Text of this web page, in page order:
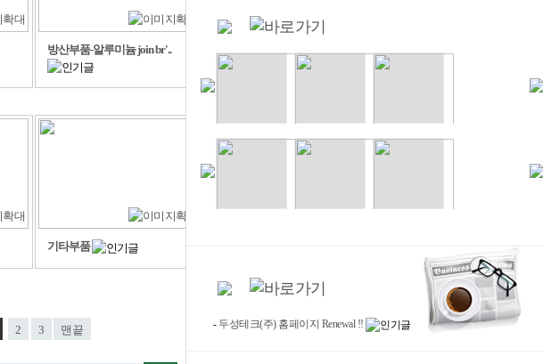
방산부품-알루미늄 join br'..
기타부품
2 3 맨끝 - 두성테크(주) 홈페이지 Renewal !!